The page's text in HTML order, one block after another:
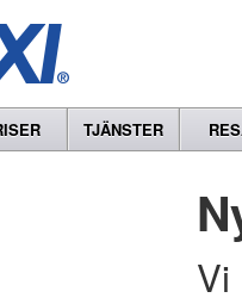
TJÄNSTER
Vi